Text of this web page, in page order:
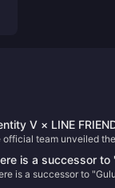
V × LINE
official team unveiled
two adorable new
is a successor to
games of 2024
is a successor to